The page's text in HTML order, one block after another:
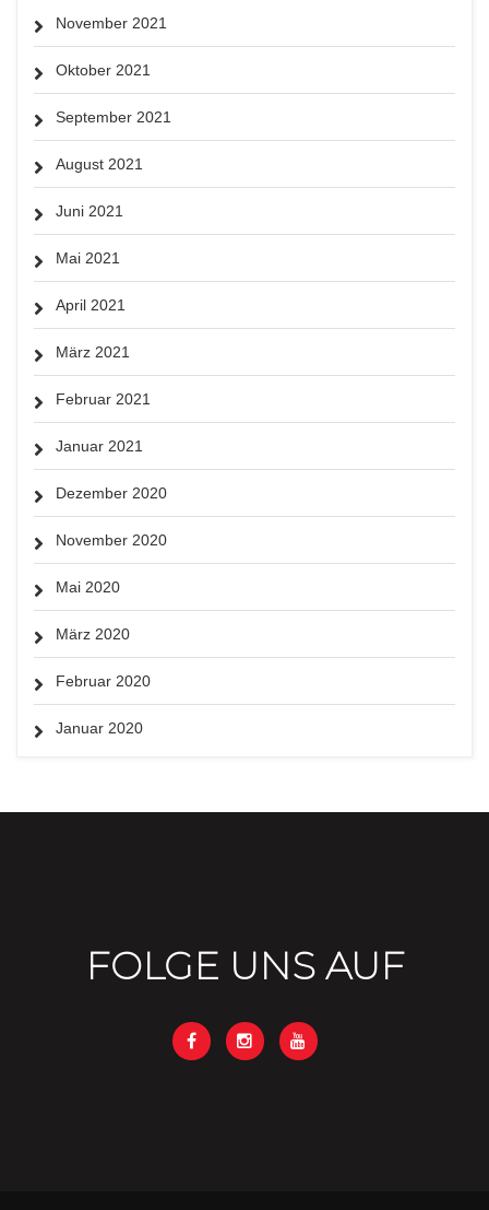
November 2021
Oktober 2021
September 2021
August 2021
Juni 2021
Mai 2021
April 2021
März 2021
Februar 2021
Januar 2021
Dezember 2020
November 2020
Mai 2020
März 2020
Februar 2020
Januar 2020
FOLGE UNS AUF